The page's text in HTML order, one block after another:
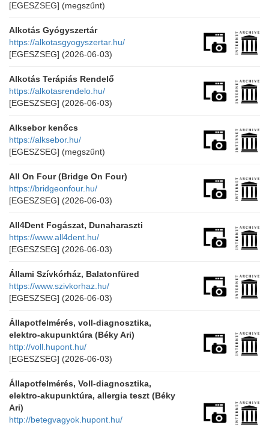
[EGESZSEG] (megszűnt)
Alkotás Gyógyszertár
https://alkotasgyogyszertar.hu/
[EGESZSEG] (2026-06-03)
Alkotás Terápiás Rendelő
https://alkotasrendelo.hu/
[EGESZSEG] (2026-06-03)
Alksebor kenőcs
https://alksebor.hu/
[EGESZSEG] (megszűnt)
All On Four (Bridge On Four)
https://bridgeonfour.hu/
[EGESZSEG] (2026-06-03)
All4Dent Fogászat, Dunaharaszti
https://www.all4dent.hu/
[EGESZSEG] (2026-06-03)
Állami Szívkórház, Balatonfüred
https://www.szivkorhaz.hu/
[EGESZSEG] (2026-06-03)
Állapotfelmérés, voll-diagnosztika,
elektro-akupunktúra (Béky Ari)
http://voll.hupont.hu/
[EGESZSEG] (2026-06-03)
Állapotfelmérés, Voll-diagnosztika,
elektro-akupunktúra, allergia teszt (Béky
Ari)
http://betegvagyok.hupont.hu/